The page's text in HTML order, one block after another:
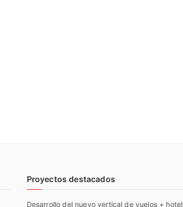
Proyectos destacados
Desarrollo del nuevo vertical de vuelos + hotel